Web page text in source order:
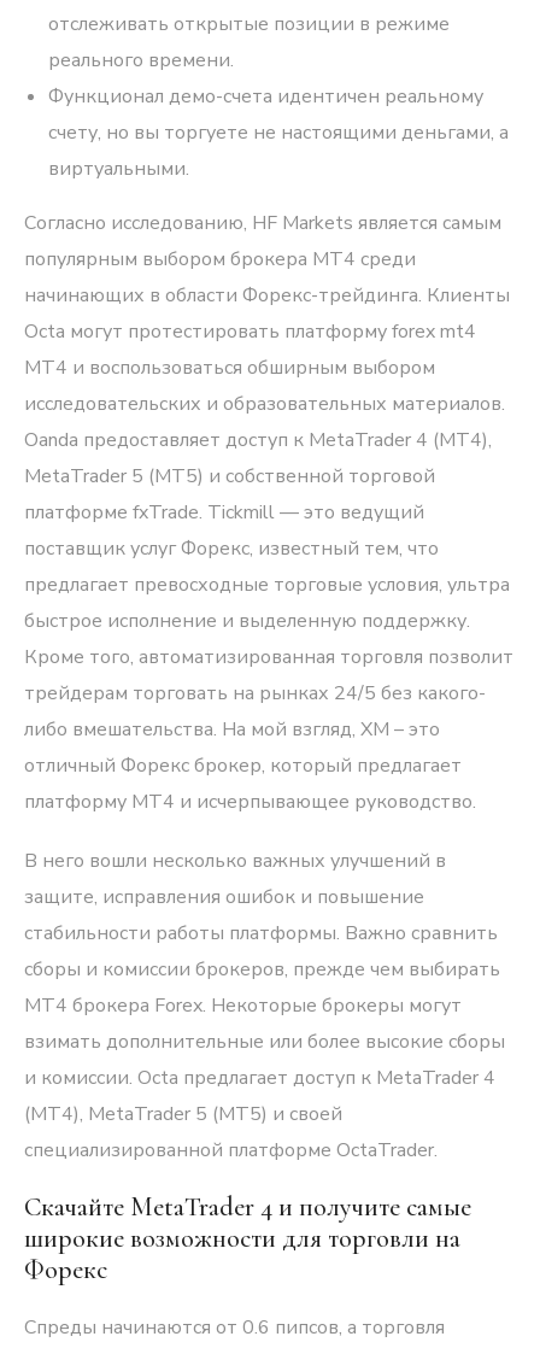
отслеживать открытые позиции в режиме
реального времени.
Функционал демо-счета идентичен реальному
счету, но вы торгуете не настоящими деньгами, а
виртуальными.
Согласно исследованию, HF Markets является самым
популярным выбором брокера MT4 среди
начинающих в области Форекс-трейдинга. Клиенты
Octa могут протестировать платформуforex mt4
MT4 и воспользоваться обширным выбором
исследовательских и образовательных материалов.
Oanda предоставляет доступ к MetaTrader 4 (MT4),
MetaTrader 5 (MT5) и собственной торговой
платформе fxTrade. Tickmill — это ведущий
поставщик услуг Форекс, известный тем, что
предлагает превосходные торговые условия, ультра
быстрое исполнение и выделенную поддержку.
Кроме того, автоматизированная торговля позволит
трейдерам торговать на рынках 24/5 без какого-
либо вмешательства. На мой взгляд, XM – это
отличный Форекс брокер, который предлагает
платформу MT4 и исчерпывающее руководство.
В него вошли несколько важных улучшений в
защите, исправления ошибок и повышение
стабильности работы платформы. Важно сравнить
сборы и комиссии брокеров, прежде чем выбирать
MT4 брокера Forex. Некоторые брокеры могут
взимать дополнительные или более высокие сборы
и комиссии. Octa предлагает доступ к MetaTrader 4
(MT4), MetaTrader 5 (MT5) и своей
специализированной платформе OctaTrader.
Скачайте MetaTrader 4 и получите самые
широкие возможности для торговли на
Форекс
Спреды начинаются от 0.6 пипсов, а торговля